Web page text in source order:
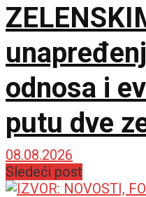
odnosa i
putu dve
08.08.2026
Sledeći post